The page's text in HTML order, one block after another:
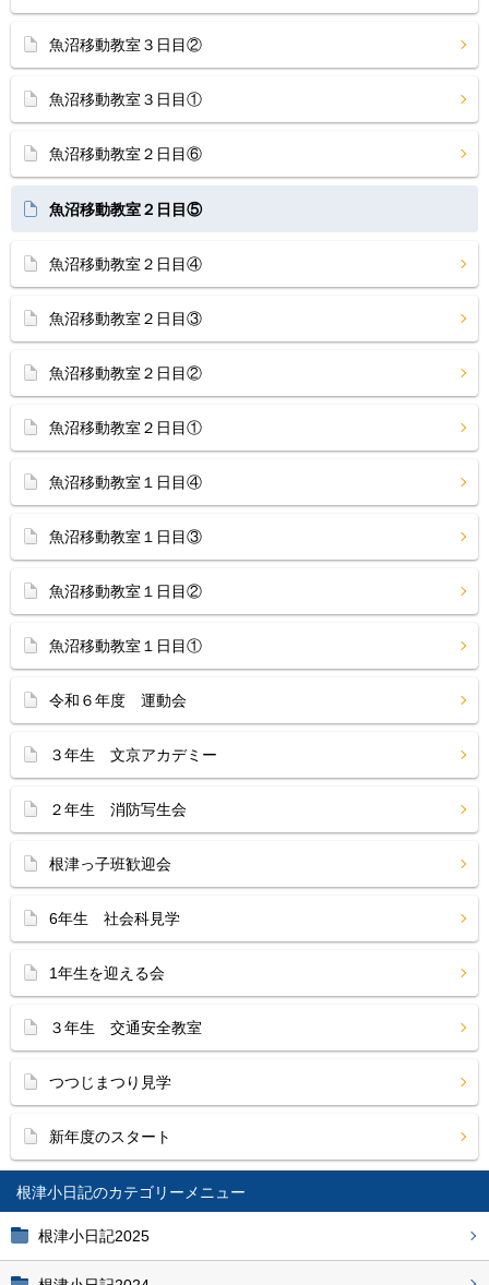
根津小日記
根津小日記2025
魚沼移動教室３日目②
魚沼移動教室３日目①
魚沼移動教室２日目⑥
魚沼移動教室２日目⑤
魚沼移動教室２日目④
魚沼移動教室２日目③
魚沼移動教室２日目②
魚沼移動教室２日目①
魚沼移動教室１日目④
魚沼移動教室１日目③
魚沼移動教室１日目②
魚沼移動教室１日目①
令和６年度 運動会
３年生 文京アカデミー
２年生 消防写生会
根津っ子班歓迎会
6年生 社会科見学
1年生を迎える会
３年生 交通安全教室
つつじまつり見学
新年度のスタート